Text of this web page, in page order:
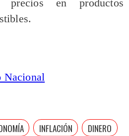
precios en productos
Nacional
INFLACIÓN DINERO